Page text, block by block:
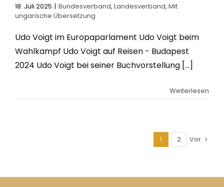
18. Juli 2025 | Bundesverband, Landesverband, Mit
ungarische Übersetzung
Udo Voigt im Europaparlament Udo Voigt beim
Wahlkampf Udo Voigt auf Reisen - Budapest
2024 Udo Voigt bei seiner Buchvorstellung [...]
Weiterlesen
1 2 Vor